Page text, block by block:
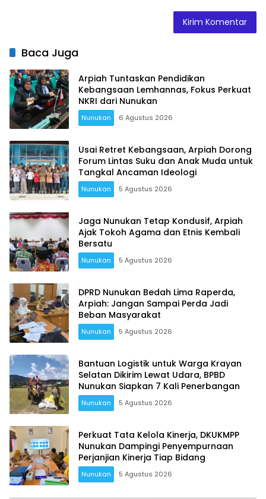
Baca Juga
Arpiah Tuntaskan Pendidikan
Kebangsaan Lemhannas, Fokus Perkuat
NKRI dari Nunukan
Nunukan 6 Agustus 2026
Usai Retret Kebangsaan, Arpiah Dorong
Forum Lintas Suku dan Anak Muda untuk
Tangkal Ancaman Ideologi
Nunukan 5 Agustus 2026
Jaga Nunukan Tetap Kondusif, Arpiah
Ajak Tokoh Agama dan Etnis Kembali
Bersatu
Nunukan 5 Agustus 2026
DPRD Nunukan Bedah Lima Raperda,
Arpiah: Jangan Sampai Perda Jadi
Beban Masyarakat
Nunukan 5 Agustus 2026
Bantuan Logistik untuk Warga Krayan
Selatan Dikirim Lewat Udara, BPBD
Nunukan Siapkan 7 Kali Penerbangan
Nunukan 5 Agustus 2026
Perkuat Tata Kelola Kinerja, DKUKMPP
Nunukan Dampingi Penyempurnaan
Perjanjian Kinerja Tiap Bidang
Nunukan 5 Agustus 2026